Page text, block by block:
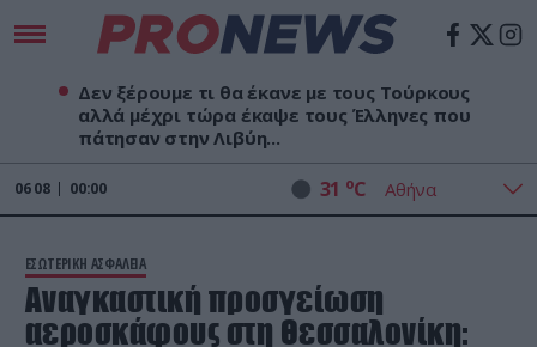
Δεν ξέρουμε τι θα έκανε με τους Τούρκους
αλλά μέχρι τώρα έκαψε τους Έλληνες που
πάτησαν στην Λιβύη...
06 08 00:00 31 oC
ΕΣΩΤΕΡΙΚΗ ΑΣΦΑΛΕΙΑ
Αναγκαστική προσγείωση
αεροσκάφους στη Θεσσαλονίκη: